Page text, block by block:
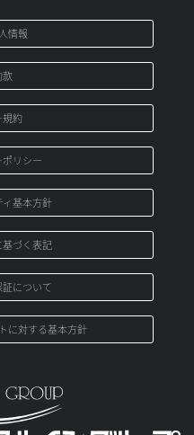
情報
款
規約
リシー
基本方針
づく表記
について
に対する基本方針